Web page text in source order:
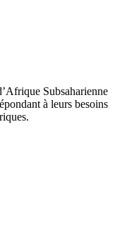
Subsaharienne
à leurs besoins